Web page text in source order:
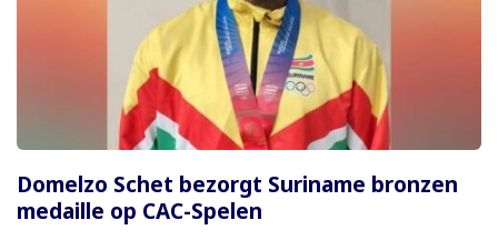
Domelzo Schet bezorgt Suriname bronzen
medaille op CAC-Spelen